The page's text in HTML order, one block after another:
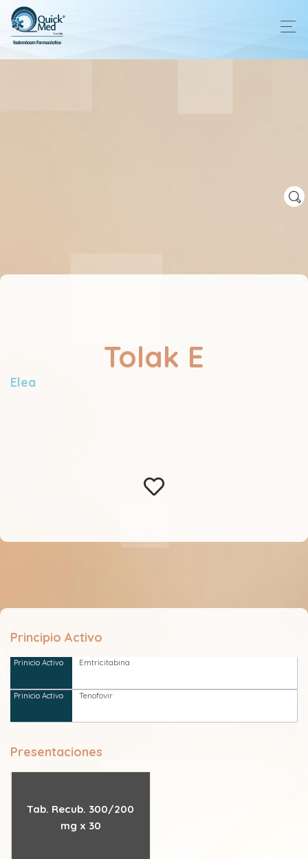
Tolak E
Elea
Principio Activo
Emtricitabina
Tenofovir
Presentaciones
Tab. Recub. 300/200
mg x 30